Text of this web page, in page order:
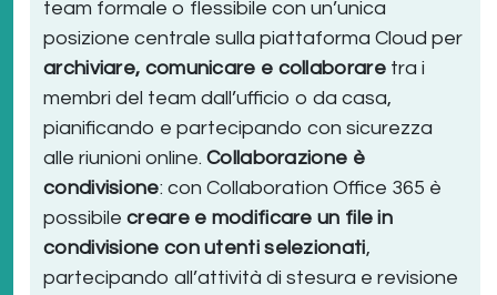
team formale o flessibile con un’unica
posizione centrale sulla piattaforma Cloud per
archiviare, comunicare e collaboraretra i
membri del team dall’ufficio o da casa,
pianificando e partecipando con sicurezza
alle riunioni online. Collaborazione è
condivisione: con Collaboration Office 365 è
possibile creare e modificare un file in
condivisione con utenti selezionati,
partecipando all’attività di stesura e revisione